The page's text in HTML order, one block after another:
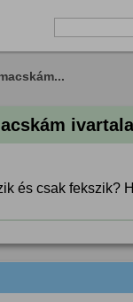
és csak fekszik?